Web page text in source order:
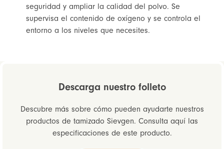
seguridad y ampliar la calidad del polvo. Se
supervisa el contenido de oxígeno y se controla el
entorno a los niveles que necesites.
Descarga nuestro folleto
Descubre más sobre cómo pueden ayudarte nuestros
productos de tamizado Sievgen. Consulta aquí las
especificaciones de este producto.